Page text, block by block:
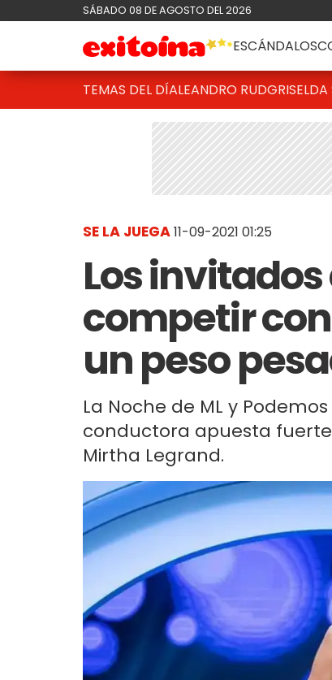
SÁBADO 08 DE AGOSTO DEL 2026
ESCÁNDALOS
TEMAS DEL DÍALEANDRO RUD
SE LA JUEGA11-09-2021 01:25
Los
competir
un peso
La Noche de ML y
conductora apuesta
Mirtha Legrand.